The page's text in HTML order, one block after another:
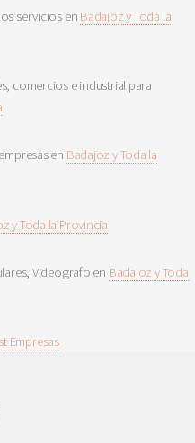
servicios en Badajoz y Toda la
comercios e industrial para
en Badajoz y Toda la
y Toda la Provincia
Videografo en Badajoz y Toda
Empresas